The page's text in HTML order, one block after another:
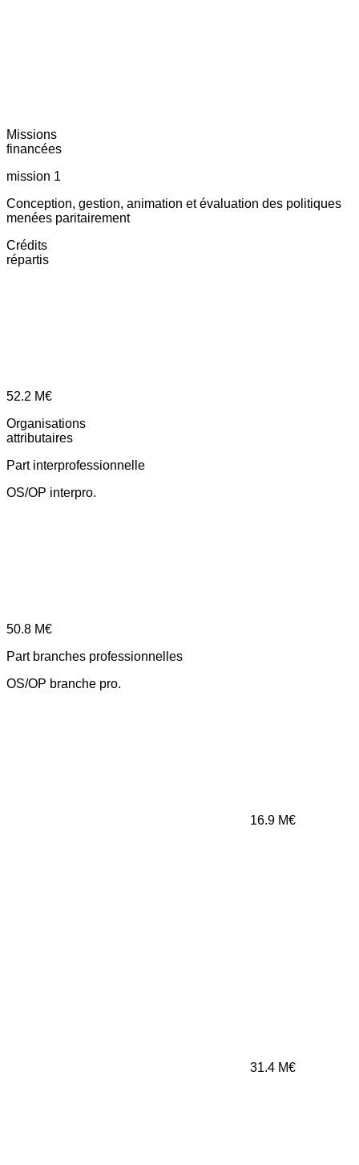
Missions
financées
mission 1
Conception, gestion, animation et évaluation des politiques
menées paritairement
Crédits
répartis
52.2 M€
Organisations
attributaires
Part interprofessionnelle
OS/OP interpro.
50.8 M€
Part branches professionnelles
OS/OP branche pro.
16.9 M€
31.4 M€